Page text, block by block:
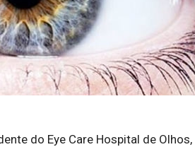
do Eye Care Hospital de